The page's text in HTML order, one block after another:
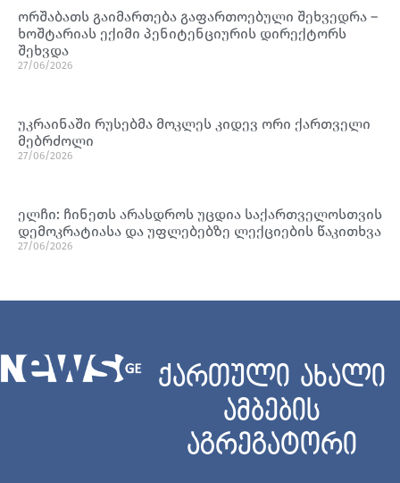
ორშაბათს გაიმართება გაფართოებული შეხვედრა –
ხოშტარიას ექიმი პენიტენციურის დირექტორს
შეხვდა
27/06/2026
უკრაინაში რუსებმა მოკლეს კიდევ ორი ქართველი
მებრძოლი
27/06/2026
ელჩი: ჩინეთს არასდროს უცდია საქართველოსთვის
დემოკრატიასა და უფლებებზე ლექციების წაკითხვა
27/06/2026
ქართული ახალი
ამბების
აგრეგატორი